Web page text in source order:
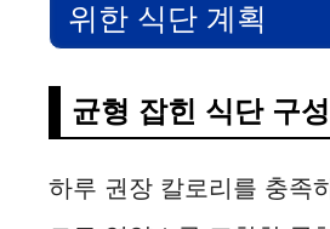
위한 식단 계획
균형 잡힌 식단 구성
하루 권장 칼로리를 충족